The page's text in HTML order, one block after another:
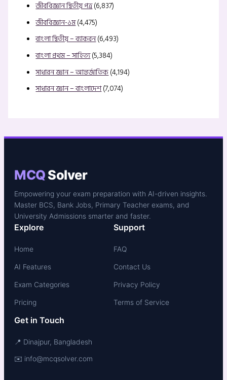
জীববিজ্ঞান দ্বিতীয় পত্র(6,837)
জীববিজ্ঞান-১ম(4,475)
বাংলা দ্বিতীয় – ব্যাকরন(6,493)
বাংলা প্রথম – সাহিত্য(5,384)
সাধারন জ্ঞান – আন্তর্জাতিক(4,194)
সাধারন জ্ঞান – বাংলাদেশ(7,074)
MCQSolver
Empowering your exam preparation with AI-driven insights.
Master BCS, Bank Jobs, Primary Teacher exams, and
University Admissions smarter and faster.
Explore
Home
AI Features
Exam Categories
Pricing
Support
FAQ
Contact Us
Privacy Policy
Terms of Service
Get in Touch
📍 Dinajpur, Bangladesh
✉️ info@mcqsolver.com